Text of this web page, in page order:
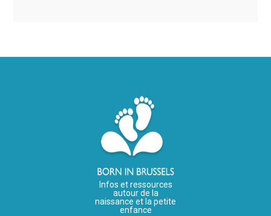
Infos et ressources
autour de la
naissance et la petite
enfance